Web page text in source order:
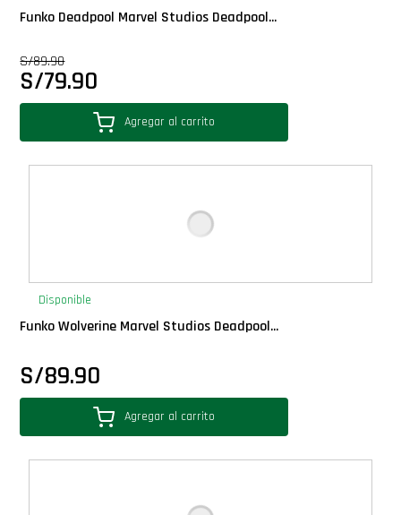
Gift Cards
Llaveros Pop
Moments
Plush
Pop Nook (Rincon)
Pop Regular
Funko Deadpool Marvel Studios Deadpool...
S/89.90
S/79.90
Agregar al carrito
Disponible
Funko Wolverine Marvel Studios Deadpool...
S/89.90
Agregar al carrito